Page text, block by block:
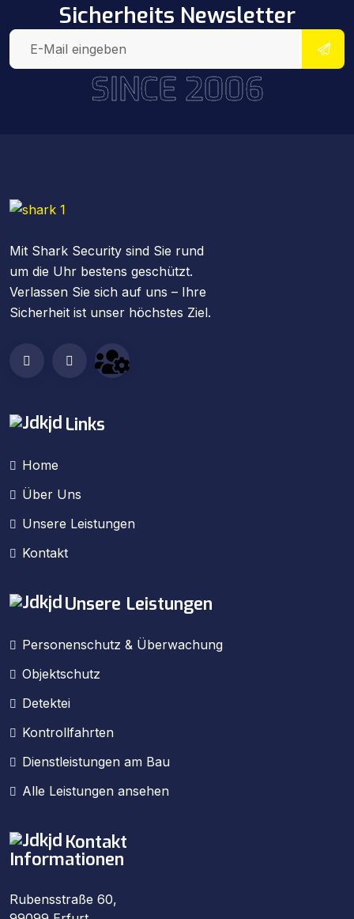
Sicherheits Newsletter
SINCE 2006
Mit Shark Security sind Sie rund
um die Uhr bestens geschützt.
Verlassen Sie sich auf uns – Ihre
Sicherheit ist unser höchstes Ziel.
Links
Home
Über Uns
Unsere Leistungen
Kontakt
Unsere Leistungen
Personenschutz & Überwachung
Objektschutz
Detektei
Kontrollfahrten
Dienstleistungen am Bau
Alle Leistungen ansehen
Kontakt
Informationen
Rubensstraße 60,